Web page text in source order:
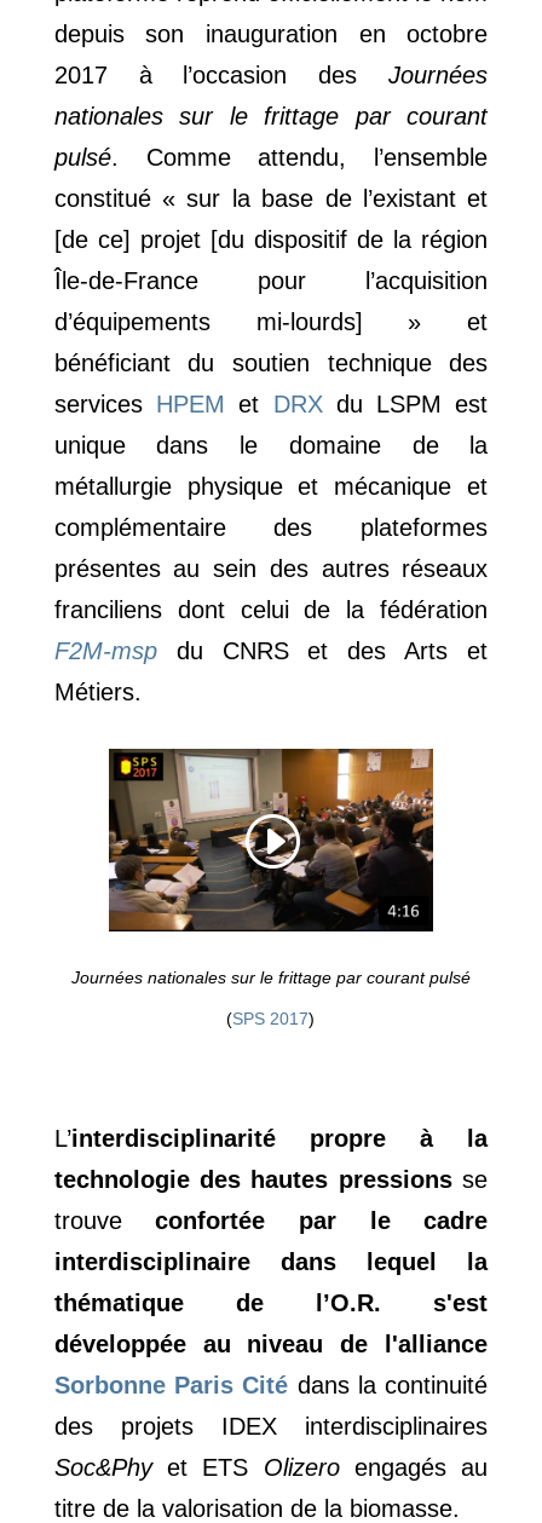
depuis son inauguration en octobre
2017 à l’occasion desJournées
nationales sur le frittage par courant
pulsé. Comme attendu, l’ensemble
constitué « sur la base de l’existant et
[de ce] projet [du dispositif de la région
Île-de-France pour l’acquisition
d’équipements mi-lourds]
» et
bénéficiant du soutien technique des
services HPEM et DRXdu LSPM est
unique dans le domaine de la
métallurgie physique et mécanique et
complémentaire des plateformes
présentes au sein des autres réseaux
franciliens dont celui de la fédération
F2M-mspdu CNRS et des Arts et
Métiers.
Journées nationales sur le frittage par courant pulsé
(SPS 2017)
L’interdisciplinarité propre à la
technologie des hautes pressionsse
trouveconfortée par le cadre
interdisciplinaire dans lequel la
thématique de l’O.R. s'est
développée au niveau de l'alliance
Sorbonne Paris Cité dans la continuité
des projets IDEX interdisciplinaires
Soc&Phyet ETS Olizeroengagés au
titre de la valorisation de la biomasse.